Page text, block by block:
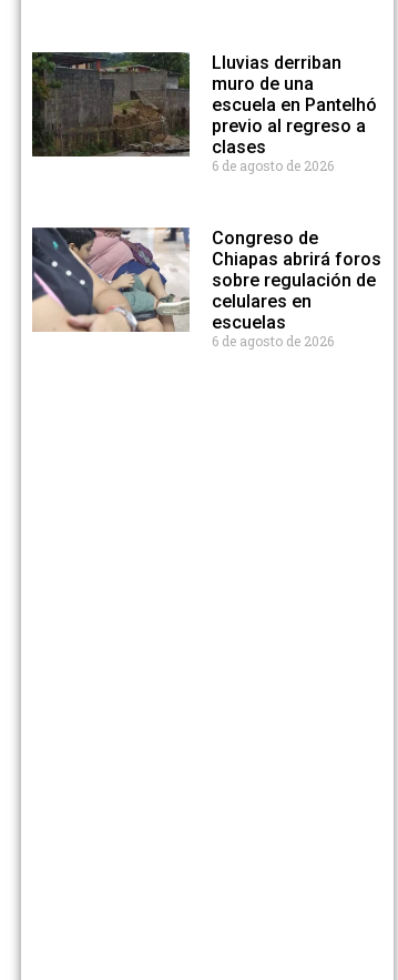
Lluvias derriban
muro de una
escuela en Pantelhó
previo al regreso a
clases
6 de agosto de 2026
Congreso de
Chiapas abrirá foros
sobre regulación de
celulares en
escuelas
6 de agosto de 2026